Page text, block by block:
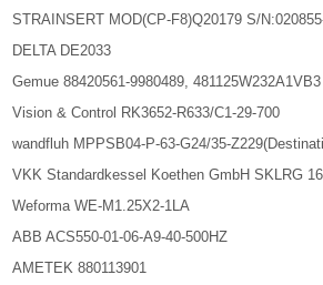
STRAINSERT MOD(CP-F8)Q20179 S/
DELTA DE2033
Gemue 88420561-9980489, 481125W232A1VB3
Vision & Control RK3652-R633/C1-29-700
wandfluh MPPSB04-P-63-G24/35-
VKK Standardkessel Koethen GmbH SKLRG
Weforma WE-M1.25X2-1LA
ABB ACS550-01-06-A9-40-500HZ
AMETEK 880113901